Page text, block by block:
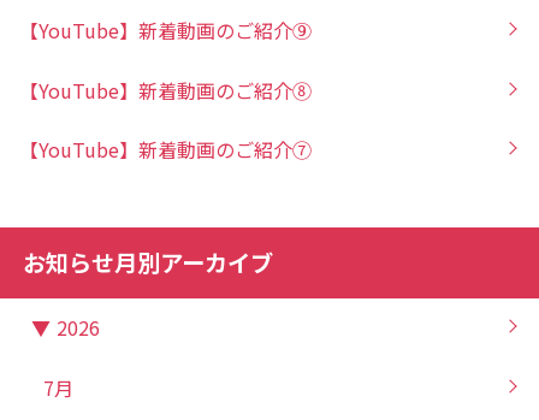
【YouTube】新着動画のご紹介⑨
【YouTube】新着動画のご紹介⑧
【YouTube】新着動画のご紹介⑦
お知らせ月別アーカイブ
▼ 2026
7月